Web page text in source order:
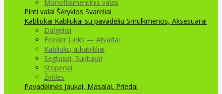
Monofilamentinis valas
Pinti valai Šėryklos Svareliai
Kabliukai Kabliukai su pavadėliu Smulkmenos, Aksesuarai
Dalgeliai
Feeder Links — Atvadai
Kabliukų atkabikliai
Segtukai, Suktukai
Stoperiai
Žirklės
Pavadėlinės Jaukai, Masalai, Priedai